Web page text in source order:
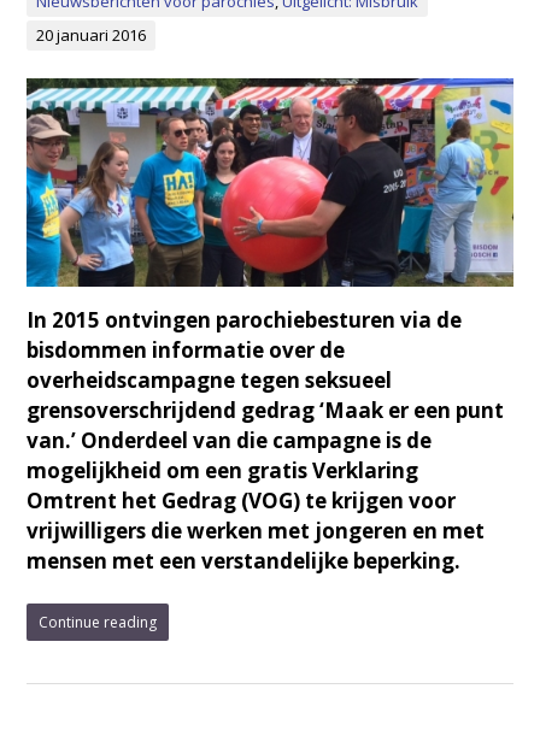
20 januari 2016
In 2015 ontvingen parochiebesturen via de
bisdommen informatie over de
overheidscampagne tegen seksueel
grensoverschrijdend gedrag ‘Maak er een punt
van.’ Onderdeel van die campagne is de
mogelijkheid om een gratis Verklaring
Omtrent het Gedrag (VOG) te krijgen voor
vrijwilligers die werken met jongeren en met
mensen met een verstandelijke beperking.
Continue reading